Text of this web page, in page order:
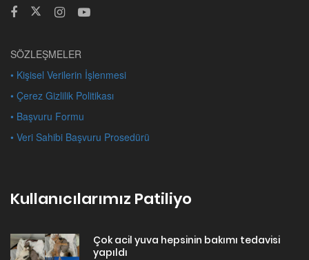
SÖZLEŞMELER
• Kişisel Verilerin İşlenmesi
• Çerez Gizlilik Politikası
• Başvuru Formu
• Veri Sahibi Başvuru Prosedürü
Kullanıcılarımız Patiliyo
Çok acil yuva hepsinin bakımı tedavisi
yapıldı